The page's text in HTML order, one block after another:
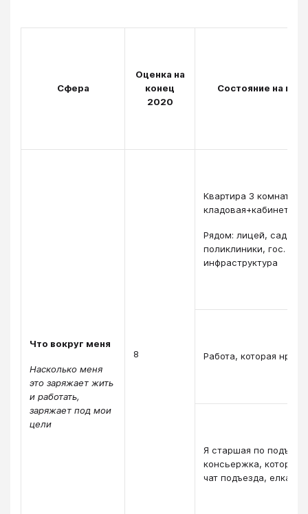
Сфера
Оценка на
конец
2020
Состояние на
Что вокруг меня
Насколько меня
это заряжает жить
и работать,
заряжает под мои
цели
8
Квартира 3 комнатная
кладовая+кабинет.
Рядом: лицей, сад,
поликлиники, гос.
инфраструктура
Работа, которая
Я старшая по
консьержка, которой
чат подъезда, елка